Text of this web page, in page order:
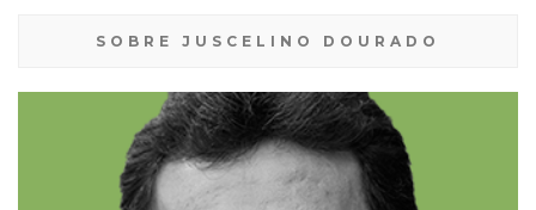
SOBRE JUSCELINO DOURADO